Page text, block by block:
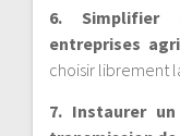
6. Simplifier
entreprises
choisir librement
7. Instaurer